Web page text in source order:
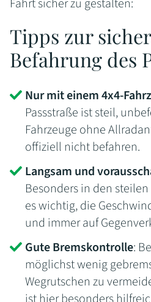
Fahrt sicher zu gestalten:
Tipps zur
Befahrung des
Nur mit einem 4x4-
Passstraße ist steil,
Fahrzeuge ohne
offiziell nicht befahren.
Langsam und
Besonders in den
es wichtig, die
und immer auf
Gute Bremskontrolle:
möglichst wenig
Wegrutschen zu